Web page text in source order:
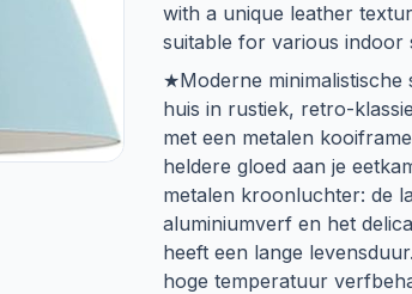
with a unique leather
suitable for various indoor
★Moderne minimalistische
huis in rustiek, retro-
met een metalen
heldere gloed aan je
metalen kroonluchter: de
aluminiumverf en het
heeft een lange
hoge temperatuur